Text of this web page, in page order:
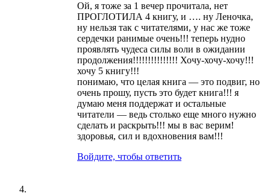
Ой, я тоже за 1 вечер прочитала, нет
ПРОГЛОТИЛА 4 книгу, и …. ну Леночка,
ну нельзя так с читателями, у нас же тоже
сердечки ранимые очень!!! теперь нудно
проявлять чудеса силы воли в ожидании
продолжения!!!!!!!!!!!!!!! Хочу-хочу-хочу!!!
хочу 5 книгу!!!
понимаю, что целая книга — это подвиг, но
очень прошу, пусть это будет книга!!! я
думаю меня поддержат и остальные
читатели — ведь столько еще много нужно
сделать и раскрыть!!! мы в вас верим!
здоровья, сил и вдохновения вам!!!
Войдите, чтобы ответить